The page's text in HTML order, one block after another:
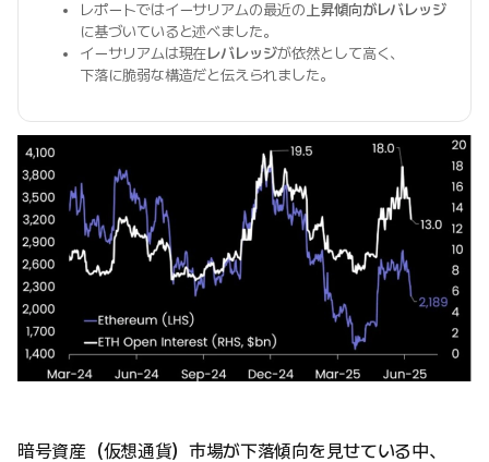
レポートではイーサリアムの最近の 上昇傾向がレバレッジ
に基づいていると述べました。
イーサリアムは現在レバレッジが依然として高く、
下落に脆弱な構造だと伝えられました。
暗号資産（仮想通貨）市場が下落傾向を見せている中、